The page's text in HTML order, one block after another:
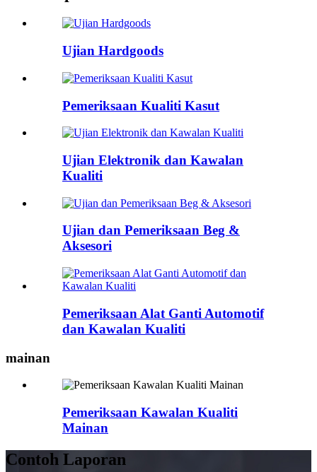
Ujian Hardgoods
Pemeriksaan Kualiti Kasut
Ujian Elektronik dan Kawalan
Kualiti
Ujian dan Pemeriksaan Beg &
Aksesori
Pemeriksaan Alat Ganti Automotif
dan Kawalan Kualiti
mainan
Pemeriksaan Kawalan Kualiti
Mainan
Contoh Laporan